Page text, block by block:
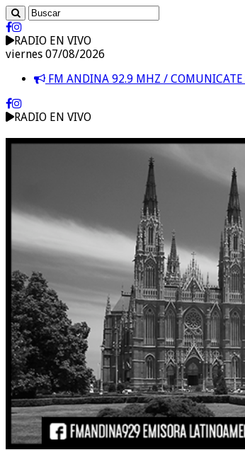
RADIO EN VIVO
viernes 07/08/2026
FM ANDINA 92.9 MHZ / COMUNICATE
RADIO EN VIVO